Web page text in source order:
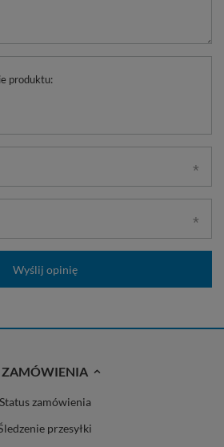
produktu:
Wyślij opinię
ZAMÓWIENIA
Status zamówienia
przesyłki